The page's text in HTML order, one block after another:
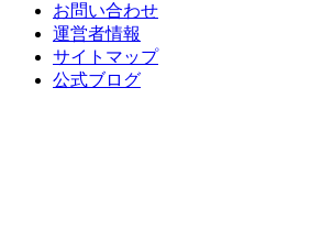
お問い合わせ
運営者情報
サイトマップ
公式ブログ